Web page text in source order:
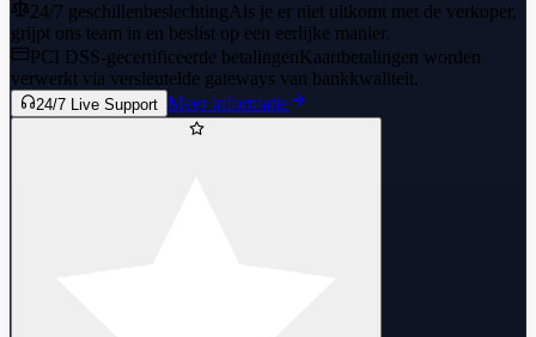
24/7 geschillenbeslechtingAls je er niet uitkomt met de verkoper,
grijpt ons team in en beslist op een eerlijke manier.
PCI DSS-gecertificeerde betalingen Kaartbetalingen worden
verwerkt via versleutelde gateways van bankkwaliteit.
24/7 Live Support Meer informatie